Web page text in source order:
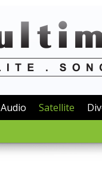
Audio Satellite